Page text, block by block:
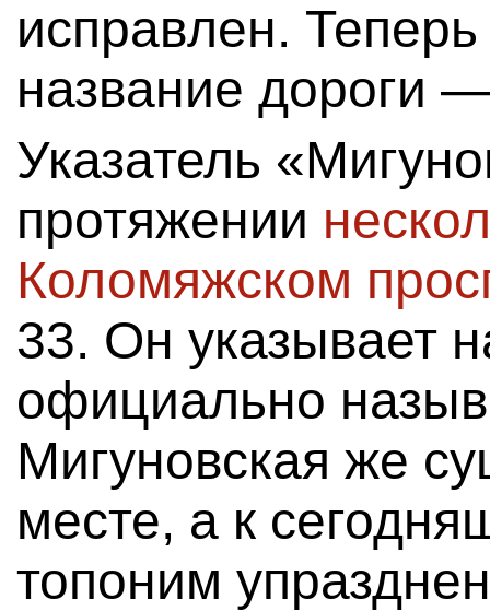
исправлен.
название дороги
Указатель
протяжении
Коломяжском
33. Он указывает
официально
Мигуновская же
месте, а к
топоним